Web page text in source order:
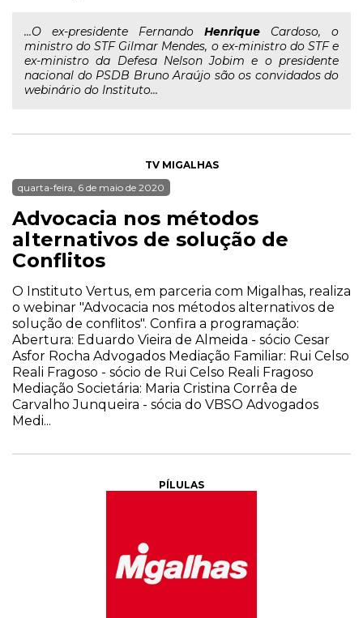
...O ex-presidente Fernando Henrique Cardoso, o
ministro do STF Gilmar Mendes, o ex-ministro do STF e
ex-ministro da Defesa Nelson Jobim e o presidente
nacional do PSDB Bruno Araújo são os convidados do
webinário do Instituto...
TV MIGALHAS
quarta-feira, 6 de maio de 2020
Advocacia nos métodos
alternativos de solução de
Conflitos
O Instituto Vertus, em parceria com Migalhas, realiza
o webinar "Advocacia nos métodos alternativos de
solução de conflitos". Confira a programação:
Abertura: Eduardo Vieira de Almeida - sócio Cesar
Asfor Rocha Advogados Mediação Familiar: Rui Celso
Reali Fragoso - sócio de Rui Celso Reali Fragoso
Mediação Societária: Maria Cristina Corrêa de
Carvalho Junqueira - sócia do VBSO Advogados
Medi...
PÍLULAS